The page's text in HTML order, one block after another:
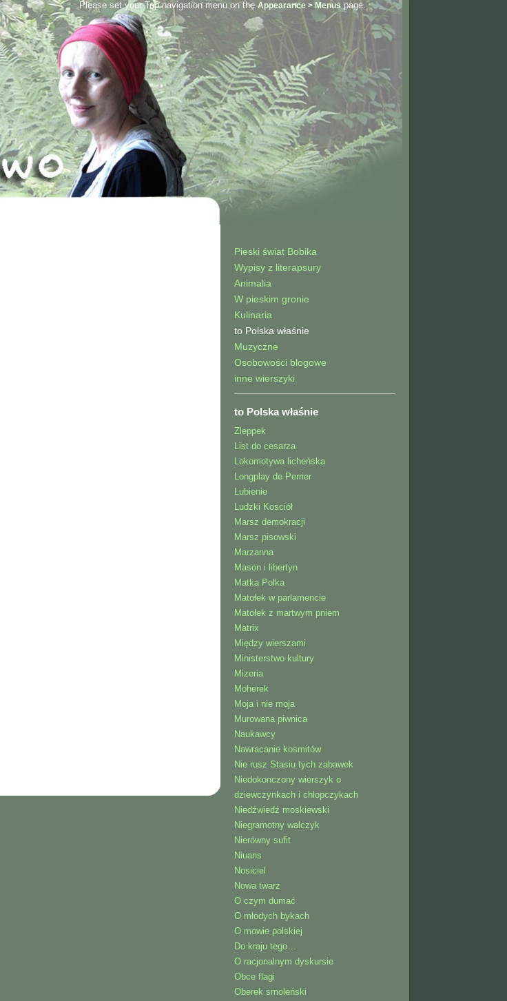
Please set your Top navigation menu on theAppearance > Menuspage.
Pieski świat Bobika
Wypisy z literapsury
Animalia
W pieskim gronie
Kulinaria
to Polska właśnie
Muzyczne
Osobowości blogowe
inne wierszyki
to Polska właśnie
Zleppek
List do cesarza
Lokomotywa licheńska
Longplay de Perrier
Lubienie
Ludzki Kosciół
Marsz demokracji
Marsz pisowski
Marzanna
Mason i libertyn
Matka Polka
Matołek w parlamencie
Matołek z martwym pniem
Matrix
Między wierszami
Ministerstwo kultury
Mizeria
Moherek
Moja i nie moja
Murowana piwnica
Naukawcy
Nawracanie kosmitów
Nie rusz Stasiu tych zabawek
Niedokonczony wierszyk o
dziewczynkach i chlopczykach
Niedźwiedź moskiewski
Niegramotny walczyk
Nierówny sufit
Niuans
Nosiciel
Nowa twarz
O czym dumać
O młodych bykach
O mowie polskiej
Do kraju tego…
O racjonalnym dyskursie
Obce flagi
Oberek smoleński